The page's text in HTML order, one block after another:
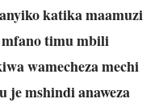
katika maamuzi
timu mbili
wamecheza mechi
je mshindi anaweza